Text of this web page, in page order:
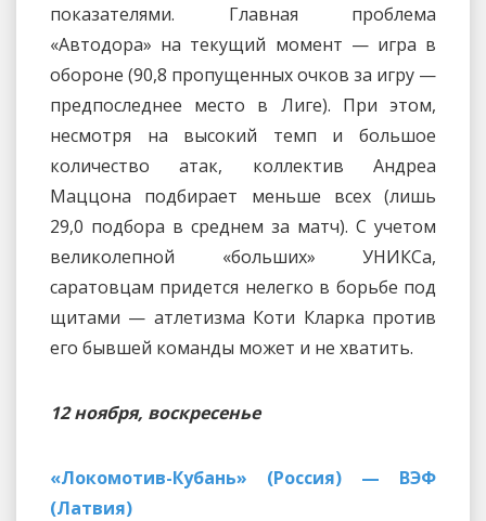
показателями. Главная проблема
«Автодора» на текущий момент — игра в
обороне (90,8 пропущенных очков за игру —
предпоследнее место в Лиге). При этом,
несмотря на высокий темп и большое
количество атак, коллектив Андреа
Маццона подбирает меньше всех (лишь
29,0 подбора в среднем за матч). С учетом
великолепной «больших» УНИКСа,
саратовцам придется нелегко в борьбе под
щитами — атлетизма Коти Кларка против
его бывшей команды может и не хватить.
12 ноября, воскресенье
«Локомотив-Кубань» (Россия) — ВЭФ
(Латвия)